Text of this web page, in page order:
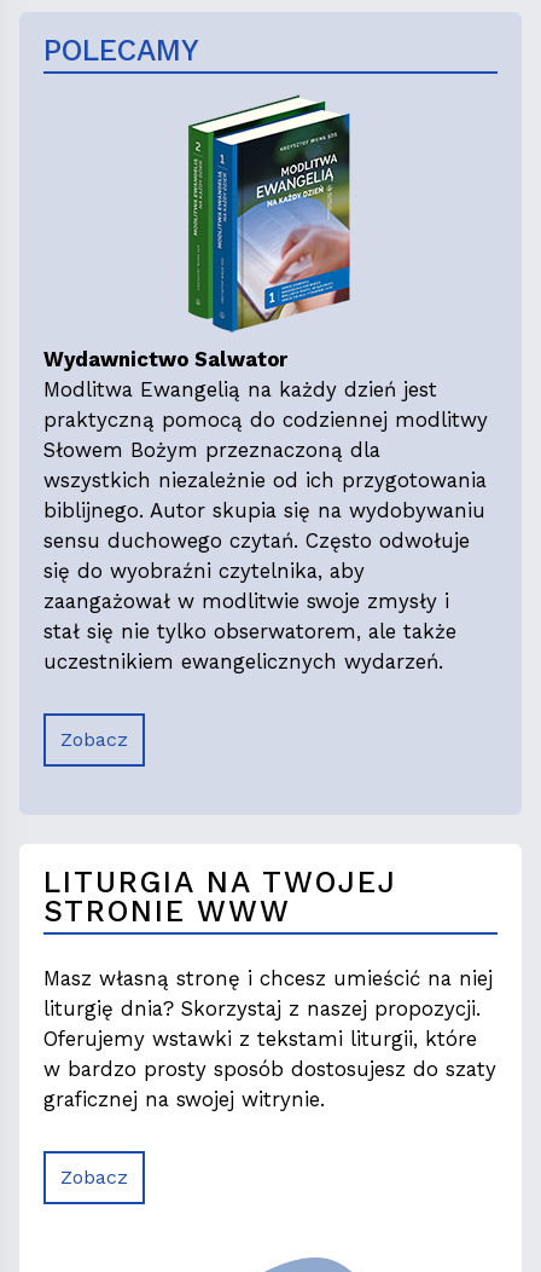
POLECAMY
Wydawnictwo Salwator
Modlitwa Ewangelią na każdy dzień jest
praktyczną pomocą do codziennej modlitwy
Słowem Bożym przeznaczoną dla
wszystkich niezależnie od ich przygotowania
biblijnego. Autor skupia się na wydobywaniu
sensu duchowego czytań. Często odwołuje
się do wyobraźni czytelnika, aby
zaangażował w modlitwie swoje zmysły i
stał się nie tylko obserwatorem, ale także
uczestnikiem ewangelicznych wydarzeń.
Zobacz
LITURGIA NA TWOJEJ
STRONIE WWW
Masz własną stronę i chcesz umieścić na niej
liturgię dnia? Skorzystaj z naszej propozycji.
Oferujemy wstawki z tekstami liturgii, które
w bardzo prosty sposób dostosujesz do szaty
graficznej na swojej witrynie.
Zobacz